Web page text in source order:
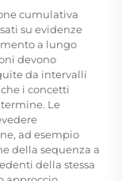
cumulativa
su evidenze
a lungo
devono
da intervalli
i concetti
Le
ad esempio
della sequenza a
della stessa